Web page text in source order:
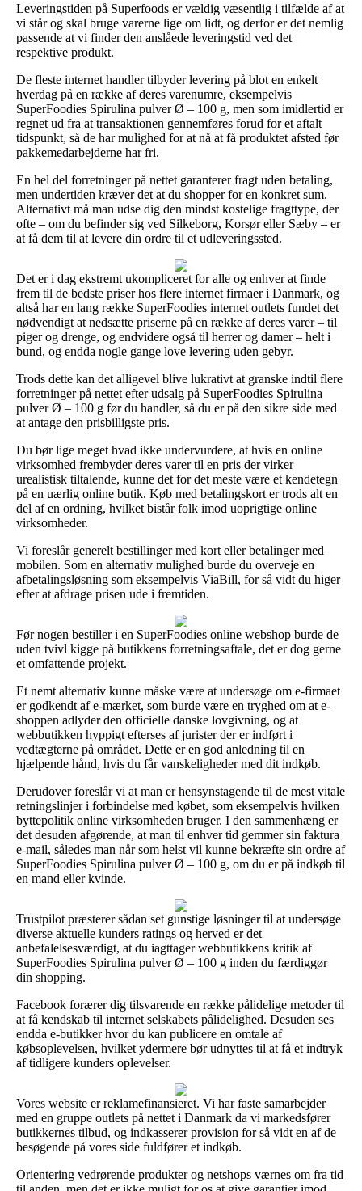
Leveringstiden på Superfoods er vældig væsentlig i tilfælde af at
vi står og skal bruge varerne lige om lidt, og derfor er det nemlig
passende at vi finder den anslåede leveringstid ved det
respektive produkt.
De fleste internet handler tilbyder levering på blot en enkelt
hverdag på en række af deres varenumre, eksempelvis
SuperFoodies Spirulina pulver Ø – 100 g, men som imidlertid er
regnet ud fra at transaktionen gennemføres forud for et aftalt
tidspunkt, så de har mulighed for at nå at få produktet afsted før
pakkemedarbejderne har fri.
En hel del forretninger på nettet garanterer fragt uden betaling,
men undertiden kræver det at du shopper for en konkret sum.
Alternativt må man udse dig den mindst kostelige fragttype, der
ofte – om du befinder sig ved Silkeborg, Korsør eller Sæby – er
at få dem til at levere din ordre til et udleveringssted.
Det er i dag ekstremt ukompliceret for alle og enhver at finde
frem til de bedste priser hos flere internet firmaer i Danmark, og
altså har en lang række SuperFoodies internet outlets fundet det
nødvendigt at nedsætte priserne på en række af deres varer – til
piger og drenge, og endvidere også til herrer og damer – helt i
bund, og endda nogle gange love levering uden gebyr.
Trods dette kan det alligevel blive lukrativt at granske indtil flere
forretninger på nettet efter udsalg på SuperFoodies Spirulina
pulver Ø – 100 g før du handler, så du er på den sikre side med
at antage den prisbilligste pris.
Du bør lige meget hvad ikke undervurdere, at hvis en online
virksomhed frembyder deres varer til en pris der virker
urealistisk tiltalende, kunne det for det meste være et kendetegn
på en uærlig online butik. Køb med betalingskort er trods alt en
del af en ordning, hvilket bistår folk imod uoprigtige online
virksomheder.
Vi foreslår generelt bestillinger med kort eller betalinger med
mobilen. Som en alternativ mulighed burde du overveje en
afbetalingsløsning som eksempelvis ViaBill, for så vidt du higer
efter at afdrage prisen ude i fremtiden.
Før nogen bestiller i en SuperFoodies online webshop burde de
uden tvivl kigge på butikkens forretningsaftale, det er dog gerne
et omfattende projekt.
Et nemt alternativ kunne måske være at undersøge om e-firmaet
er godkendt af e-mærket, som burde være en tryghed om at e-
shoppen adlyder den officielle danske lovgivning, og at
webbutikken hyppigt efterses af jurister der er indført i
vedtægterne på området. Dette er en god anledning til en
hjælpende hånd, hvis du får vanskeligheder med dit indkøb.
Derudover foreslår vi at man er hensynstagende til de mest vitale
retningslinjer i forbindelse med købet, som eksempelvis hvilken
byttepolitik online virksomheden bruger. I den sammenhæng er
det desuden afgørende, at man til enhver tid gemmer sin faktura
e-mail, således man når som helst vil kunne bekræfte sin ordre af
SuperFoodies Spirulina pulver Ø – 100 g, om du er på indkøb til
en mand eller kvinde.
Trustpilot præsterer sådan set gunstige løsninger til at undersøge
diverse aktuelle kunders ratings og herved er det
anbefalelsesværdigt, at du iagttager webbutikkens kritik af
SuperFoodies Spirulina pulver Ø – 100 g inden du færdiggør
din shopping.
Facebook forærer dig tilsvarende en række pålidelige metoder til
at få kendskab til internet selskabets pålidelighed. Desuden ses
endda e-butikker hvor du kan publicere en omtale af
købsoplevelsen, hvilket ydermere bør udnyttes til at få et indtryk
af tidligere kunders oplevelser.
Vores website er reklamefinansieret. Vi har faste samarbejder
med en gruppe outlets på nettet i Danmark da vi markedsfører
butikkernes tilbud, og indkasserer provision for så vidt en af de
besøgende på vores side fuldfører et indkøb.
Orientering vedrørende produkter og netshops værnes om fra tid